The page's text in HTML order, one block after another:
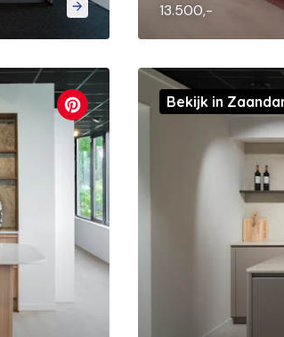
13.500,-
Bekijk in